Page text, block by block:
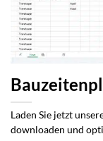
Laden Sie jetzt
downloaden und